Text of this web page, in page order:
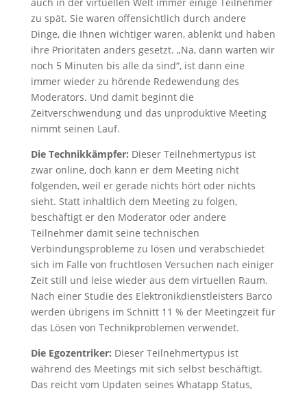
zu spät. Sie waren offensichtlich durch andere
Dinge, die Ihnen wichtiger waren, ablenkt und haben
ihre Prioritäten anders gesetzt. „Na, dann warten wir
noch 5 Minuten bis alle da sind“, ist dann eine
immer wieder zu hörende Redewendung des
Moderators. Und damit beginnt die
Zeitverschwendung und das unproduktive Meeting
nimmt seinen Lauf.
Die Technikkämpfer: Dieser Teilnehmertypus ist
zwar online, doch kann er dem Meeting nicht
folgenden, weil er gerade nichts hört oder nichts
sieht. Statt inhaltlich dem Meeting zu folgen,
beschäftigt er den Moderator oder andere
Teilnehmer damit seine technischen
Verbindungsprobleme zu lösen und verabschiedet
sich im Falle von fruchtlosen Versuchen nach einiger
Zeit still und leise wieder aus dem virtuellen Raum.
Nach einer Studie des Elektronikdienstleisters Barco
werden übrigens im Schnitt 11 % der Meetingzeit für
das Lösen von Technikproblemen verwendet.
Die Egozentriker: Dieser Teilnehmertypus ist
während des Meetings mit sich selbst beschäftigt.
Das reicht vom Updaten seines Whatapp Status,